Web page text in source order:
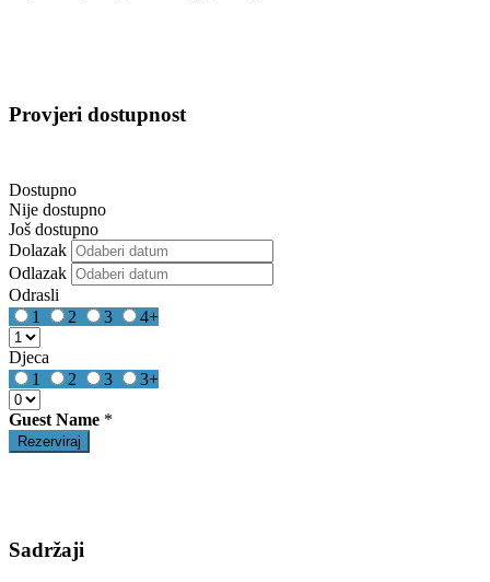
Provjeri dostupnost
Dostupno
Nije dostupno
Još dostupno
Dolazak
Odlazak
Odrasli
1
2 3 4+
Djeca
1
2 3 3+
Guest Name *
Sadržaji